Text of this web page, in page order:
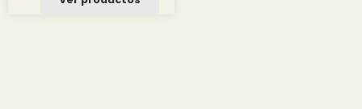
desde